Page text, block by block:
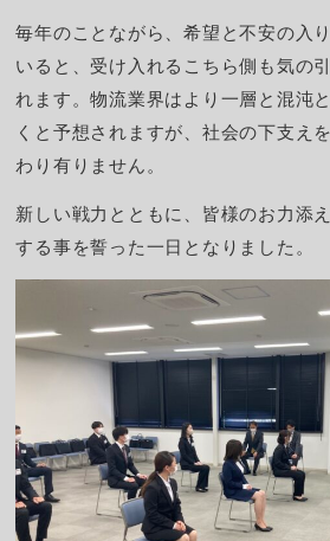
毎年のことながら、希望と不安の入
いると、受け入れるこちら側も気の
れます。物流業界はより一層と混沌
くと予想されますが、社会の下支え
わり有りません。
新しい戦力とともに、皆様のお力添
する事を誓った一日となりました。